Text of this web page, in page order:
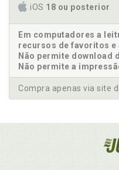
iOS 18 ou posterior
Em computadores a
recursos de favoritos e
Não permite download
Não permite a
Compra apenas via site